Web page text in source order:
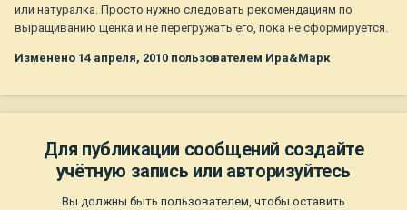
или натуралка. Просто нужно следовать рекомендациям по
выращиванию щенка и не перегружать его, пока не сформируется.
Изменено 14 апреля, 2010 пользователем Ира&Марк
Для публикации сообщений создайте
учётную запись или авторизуйтесь
Вы должны быть пользователем, чтобы оставить